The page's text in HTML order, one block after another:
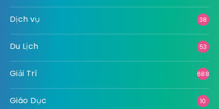
Dịch vụ 38
Du Lịch 53
Giải Trí 688
Giáo Dục 10